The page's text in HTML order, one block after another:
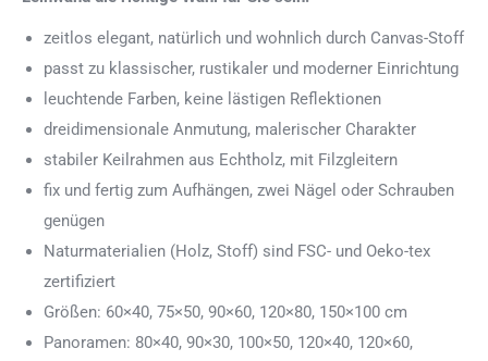
zeitlos elegant, natürlich und wohnlich durch Canvas-Stoff
passt zu klassischer, rustikaler und moderner Einrichtung
leuchtende Farben, keine lästigen Reflektionen
dreidimensionale Anmutung, malerischer Charakter
stabiler Keilrahmen aus Echtholz, mit Filzgleitern
fix und fertig zum Aufhängen, zwei Nägel oder Schrauben
genügen
Naturmaterialien (Holz, Stoff) sind FSC- und Oeko-tex
zertifiziert
Größen: 60×40, 75×50, 90×60, 120×80, 150×100 cm
Panoramen: 80×40, 90×30, 100×50, 120×40, 120×60,